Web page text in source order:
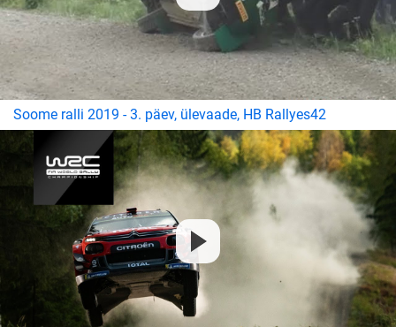
Soome ralli 2019 - 3. päev, ülevaade, HB Rallyes42